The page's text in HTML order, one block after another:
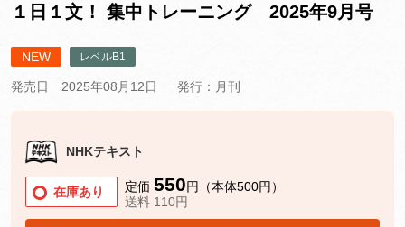
１日１文！ 集中トレーニング 2025年9月号
NEW レベルB1
発売日 2025年08月12日 発行：月刊
NHKテキスト
在庫あり 定価 550円（本体500円）
送料 110円